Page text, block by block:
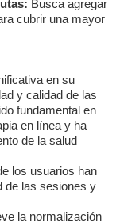
Busca agregar
cubrir una mayor
en su
y calidad de las
fundamental en
en línea y ha
de la salud
los usuarios han
de las sesiones y
la normalización